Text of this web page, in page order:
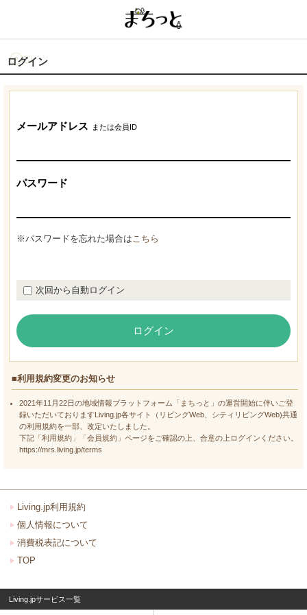
ログイン
メールアドレス または会員ID
パスワード
※パスワードを忘れた場合はこちら
次回から自動ログイン
ログイン
■利用規約変更のお知らせ
2021年11月22日の地域情報プラットフォーム「まちっと」の運営開始に伴いご登
録いただいておりますLiving.jp各サイト（リビングWeb、シティリビングWeb)共通
の利用規約を一部、改定いたしました。
下記「利用規約」「会員規約」ページをご確認の上、合意の上ログインください。
https://mrs.living.jp/terms
Living.jp利用規約
個人情報について
消費税表記について
TOP
Living.jpサービス一覧